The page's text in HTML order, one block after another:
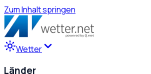
Zum Inhalt springen
Wetter
Länder